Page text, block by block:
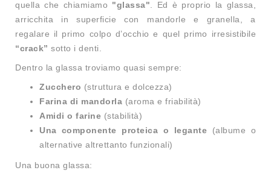
quella che chiamiamo "glassa" . Ed è proprio la glassa,
arricchita in superficie con mandorle e granella, a
regalare il primo colpo d’occhio e quel primo irresistibile
“crack” sotto i denti.
Dentro la glassa troviamo quasi sempre:
Zucchero (struttura e dolcezza)
Farina di mandorla (aroma e friabilità)
Amidi o farine (stabilità)
Una componente proteica o legante (albume o
alternative altrettanto funzionali)
Una buona glassa: